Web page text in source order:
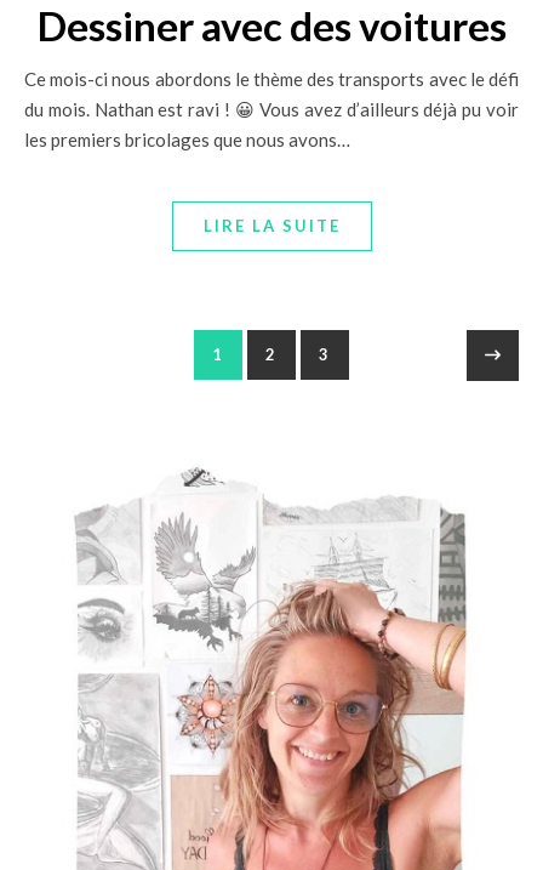
Dessiner avec des voitures
Ce mois-ci nous abordons le thème des transports avec le défi
du mois. Nathan est ravi ! 😀 Vous avez d’ailleurs déjà pu voir
les premiers bricolages que nous avons…
LIRE LA SUITE
1 2 3